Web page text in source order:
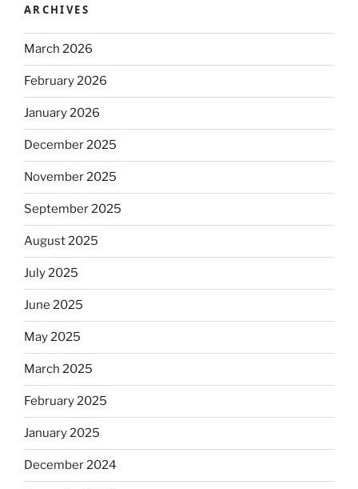
ARCHIVES
March 2026
February 2026
January 2026
December 2025
November 2025
September 2025
August 2025
July 2025
June 2025
May 2025
March 2025
February 2025
January 2025
December 2024